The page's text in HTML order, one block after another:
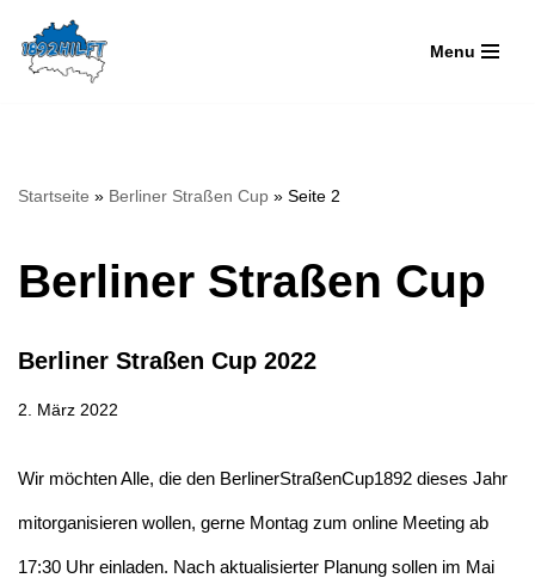
Zum
Menu
Startseite » Berliner Straßen Cup » Seite 2
Berliner Straßen Cup
Berliner Straßen Cup 2022
2. März 2022
Wir möchten Alle, die den BerlinerStraßenCup1892 dieses Jahr
mitorganisieren wollen, gerne Montag zum online Meeting ab
17:30 Uhr einladen. Nach aktualisierter Planung sollen im Mai